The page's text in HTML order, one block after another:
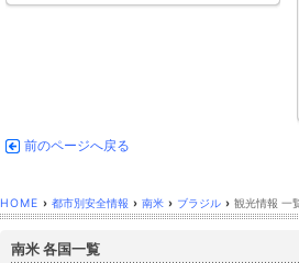
前のページへ戻る
HOME › 都市別安全情報 › 南米 › ブラジル › 観光情報 一
南米 各国一覧